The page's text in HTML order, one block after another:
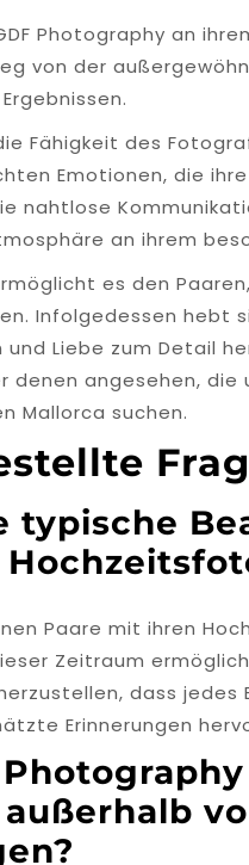
Photography an
von der
Fähigkeit des
Emotionen, die
nahtlose
an ihrem
es den
Infolgedessen hebt
und Liebe zum Detail
denen angesehen, die
Mallorca suchen.
typische
Paare mit ihren
Zeitraum
dass jedes
Erinnerungen